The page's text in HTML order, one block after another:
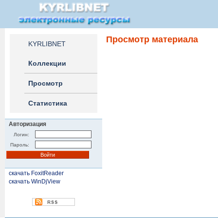
KYRLIBNET
Коллекции
Просмотр
Статистика
Авторизация
Логин:
Пароль:
скачать FoxitReader
скачать WinDjView
Просмотр материала